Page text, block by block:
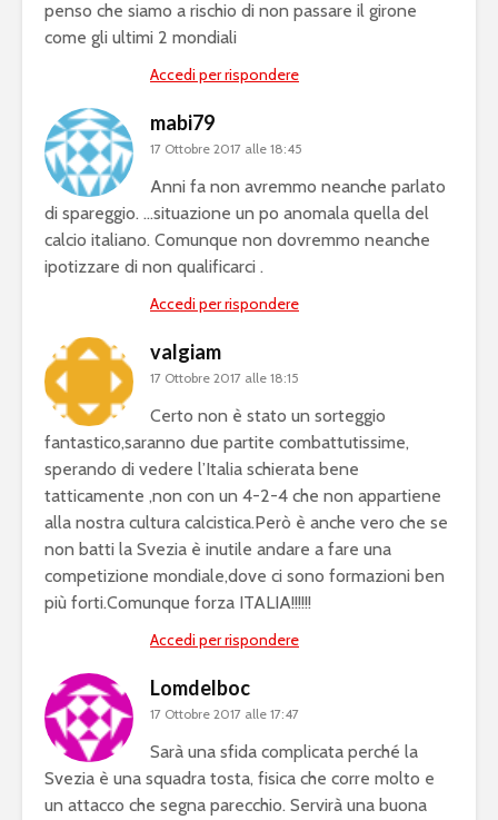
penso che siamo a rischio di non passare il girone
come gli ultimi 2 mondiali
Accedi per rispondere
mabi79
17 Ottobre 2017 alle 18:45
Anni fa non avremmo neanche parlato
di spareggio. …situazione un po anomala quella del
calcio italiano. Comunque non dovremmo neanche
ipotizzare di non qualificarci .
Accedi per rispondere
valgiam
17 Ottobre 2017 alle 18:15
Certo non è stato un sorteggio
fantastico,saranno due partite combattutissime,
sperando di vedere l’Italia schierata bene
tatticamente ,non con un 4-2-4 che non appartiene
alla nostra cultura calcistica.Però è anche vero che se
non batti la Svezia è inutile andare a fare una
competizione mondiale,dove ci sono formazioni ben
più forti.Comunque forza ITALIA!!!!!!
Accedi per rispondere
Lomdelboc
17 Ottobre 2017 alle 17:47
Sarà una sfida complicata perché la
Svezia è una squadra tosta, fisica che corre molto e
un attacco che segna parecchio. Servirà una buona